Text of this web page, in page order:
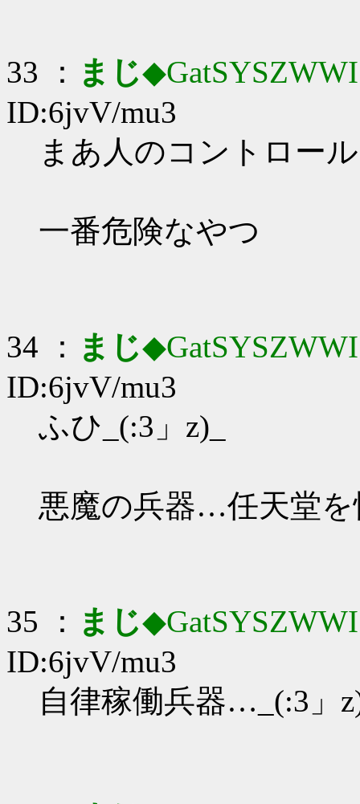
33 ： まじ◆GatSYSZWWI
ID:6jvV/mu3
まあ人のコントロー
一番危険なやつ
34 ： まじ◆GatSYSZWWI
ID:6jvV/mu3
ふひ_(:3」z)_
悪魔の兵器…任天堂を
35 ： まじ◆GatSYSZWWI
ID:6jvV/mu3
自律稼働兵器…_(:3」